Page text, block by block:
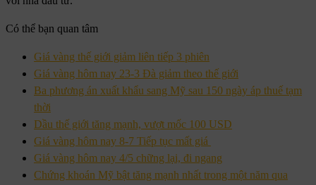
Có thể bạn quan tâm
Giá vàng thế giới giảm liên tiếp 3 phiên
Giá vàng hôm nay 23-3 Đà giảm theo thế giới
Ba phương án xuất khẩu sang Mỹ sau 150 ngày áp thuế tạm
thời
Dầu thế giới tăng mạnh, vượt mốc 100 USD
Giá vàng hôm nay 8-7 Tiếp tục mất giá
Giá vàng hôm nay 4/5 chững lại, đi ngang
Chứng khoán Mỹ bật tăng mạnh nhất trong một năm qua